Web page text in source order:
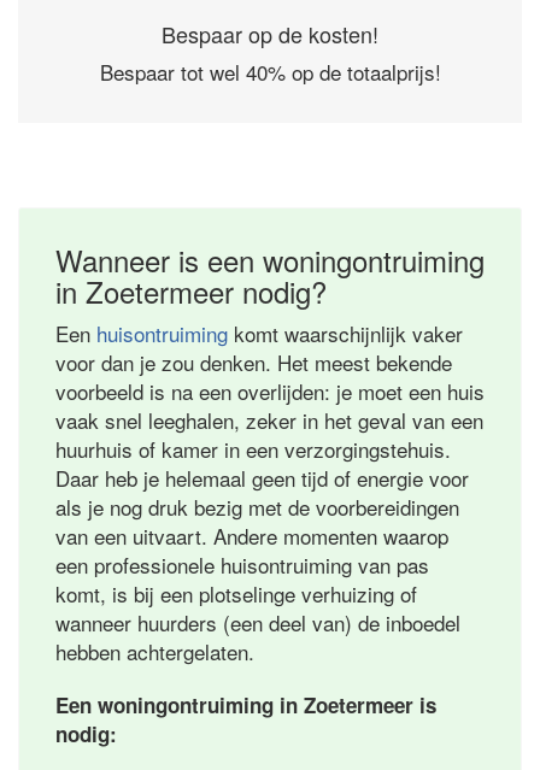
Bespaar op de kosten!
Bespaar tot wel 40% op de totaalprijs!
Wanneer is een woningontruiming
in Zoetermeer nodig?
Een huisontruiming komt waarschijnlijk vaker
voor dan je zou denken. Het meest bekende
voorbeeld is na een overlijden: je moet een huis
vaak snel leeghalen, zeker in het geval van een
huurhuis of kamer in een verzorgingstehuis.
Daar heb je helemaal geen tijd of energie voor
als je nog druk bezig met de voorbereidingen
van een uitvaart. Andere momenten waarop
een professionele huisontruiming van pas
komt, is bij een plotselinge verhuizing of
wanneer huurders (een deel van) de inboedel
hebben achtergelaten.
Een woningontruiming in Zoetermeer is
nodig: